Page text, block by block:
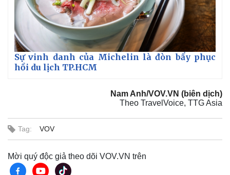
Sự vinh danh của Michelin là đòn bẩy phục
hồi du lịch TP.HCM
Nam Anh/VOV.VN (biên dịch)
Theo TravelVoice, TTG Asia
Tag: VOV
Mời quý độc giả theo dõi VOV.VN trên